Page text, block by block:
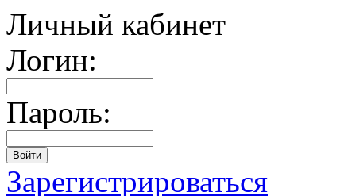
Личный кабинет
Логин:
Пароль:
Зарегистрироваться